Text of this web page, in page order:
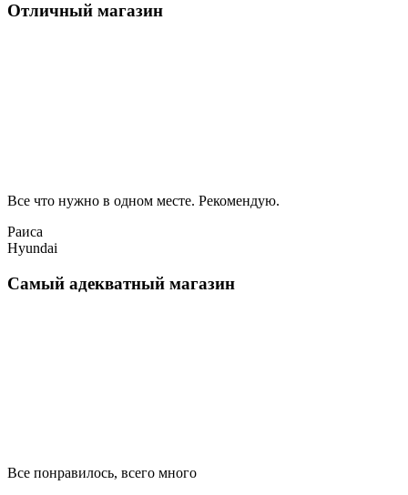
Отличный магазин
Все что нужно в одном месте. Рекомендую.
Раиса
Hyundai
Самый адекватный магазин
Все понравилось, всего много